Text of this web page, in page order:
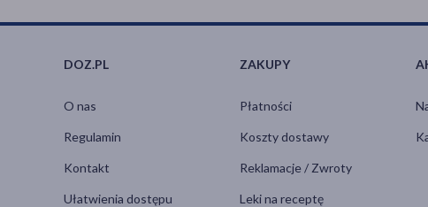
DOZ.PL
O nas
Regulamin
Kontakt
Ułatwienia dostępu
ZAKUPY
Płatności
Koszty dostawy
Reklamacje / Zwroty
Leki na receptę